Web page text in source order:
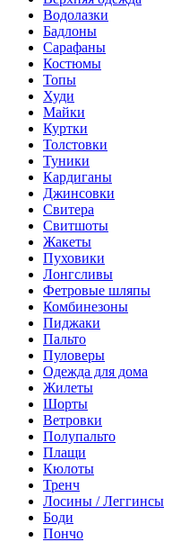
Водолазки
Бадлоны
Сарафаны
Костюмы
Топы
Худи
Майки
Куртки
Толстовки
Туники
Кардиганы
Джинсовки
Свитера
Свитшоты
Жакеты
Пуховики
Лонгсливы
Фетровые шляпы
Комбинезоны
Пиджаки
Пальто
Пуловеры
Одежда для дома
Жилеты
Шорты
Ветровки
Полупальто
Плащи
Кюлоты
Тренч
Лосины / Леггинсы
Боди
Пончо